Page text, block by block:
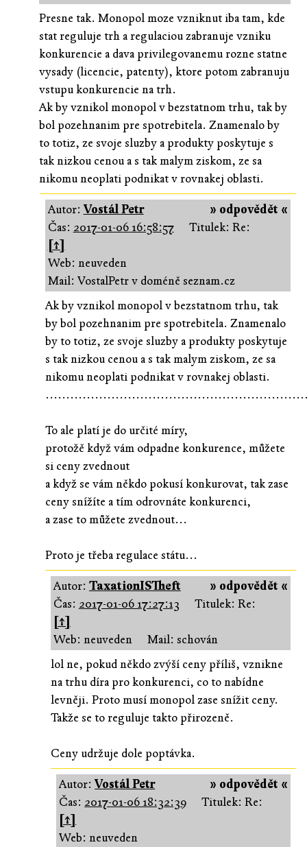
Presne tak. Monopol moze vzniknut iba tam, kde
stat reguluje trh a regulaciou zabranuje vzniku
konkurencie a dava privilegovanemu rozne statne
vysady (licencie, patenty), ktore potom zabranuju
vstupu konkurencie na trh.
Ak by vznikol monopol v bezstatnom trhu, tak by
bol pozehnanim pre spotrebitela. Znamenalo by
to totiz, ze svoje sluzby a produkty poskytuje s
tak nizkou cenou a s tak malym ziskom, ze sa
nikomu neoplati podnikat v rovnakej oblasti.
» odpovědět «
Autor:Vostál Petr
Čas: 2017-01-06 16:58:57
Titulek: Re:
[↑]
Web: neuveden
Mail: VostalPetr v doméně seznam.cz
Ak by vznikol monopol v bezstatnom trhu, tak
by bol pozehnanim pre spotrebitela. Znamenalo
by to totiz, ze svoje sluzby a produkty poskytuje
s tak nizkou cenou a s tak malym ziskom, ze sa
nikomu neoplati podnikat v rovnakej oblasti.
To ale platí je do určité míry,
protožě když vám odpadne konkurence, můžete
si ceny zvednout
a když se vám někdo pokusí konkurovat, tak zase
ceny snížíte a tím odrovnáte konkurenci,
a zase to můžete zvednout...
Proto je třeba regulace státu...
» odpovědět «
Autor: TaxationISTheft
Čas: 2017-01-06 17:27:13
Titulek: Re:
[↑]
Web: neuveden
Mail: schován
lol ne, pokud někdo zvýší ceny příliš, vznikne
na trhu díra pro konkurenci, co to nabídne
levněji. Proto musí monopol zase snížit ceny.
Takže se to reguluje takto přirozeně.
Ceny udržuje dole poptávka.
» odpovědět «
Autor:Vostál Petr
Čas: 2017-01-06 18:32:39
Titulek: Re:
[↑]
Web: neuveden